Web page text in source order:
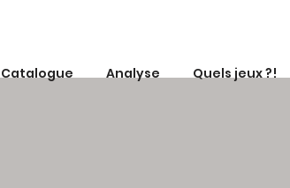
Catalogue Analyse Quels jeux ?!